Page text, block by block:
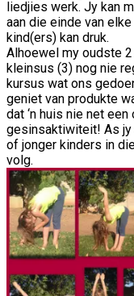
liedjies werk. Jy kan
aan die einde van
kind(ers) kan druk.
Alhoewel my oudste
kleinsus (3) nog nie
kursus wat ons
geniet van produkte
dat ‘n huis nie net
gesinsaktiwiteit! As jy
of jonger kinders in
volg.